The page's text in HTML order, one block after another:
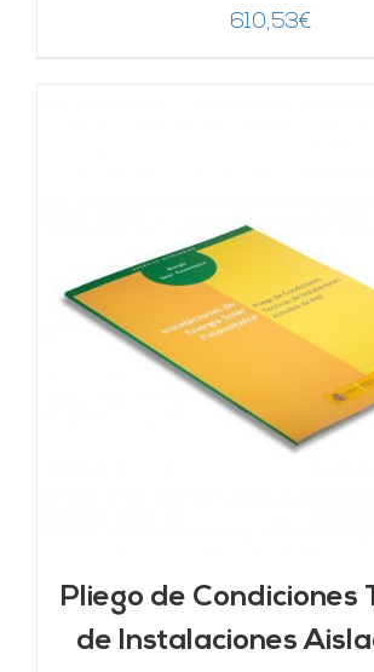
610,53€
Pliego de Condiciones
de Instalaciones